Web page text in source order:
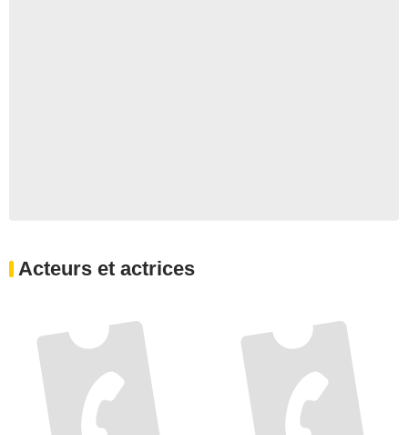
Acteurs et actrices